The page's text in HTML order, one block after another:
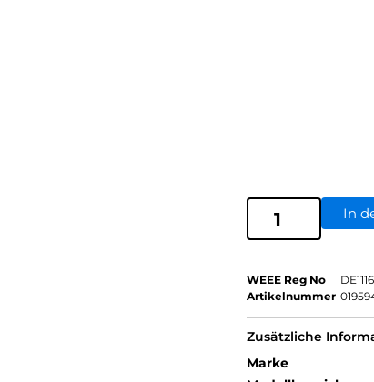
In
WEEE Reg No
Artikelnummer
Zusätzliche
Marke